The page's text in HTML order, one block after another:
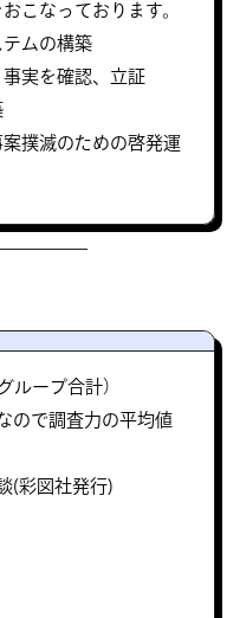
こなっております。
テムの構築
事実を確認、立証
撲滅のための啓発運
ループ合計）
ので調査力の平均値
(彩図社発行)